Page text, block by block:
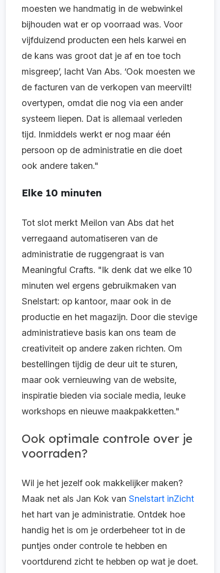
moesten we handmatig in de webwinkel
bijhouden wat er op voorraad was. Voor
vijfduizend producten een hels karwei en
de kans was groot dat je af en toe toch
misgreep’, lacht Van Abs. ‘Ook moesten we
de facturen van de verkopen van meervilt!
overtypen, omdat die nog via een ander
systeem liepen. Dat is allemaal verleden
tijd. Inmiddels werkt er nog maar één
persoon op de administratie en die doet
ook andere taken."
Elke 10 minuten
Tot slot merkt Meilon van Abs dat het
verregaand automatiseren van de
administratie de ruggengraat is van
Meaningful Crafts. "Ik denk dat we elke 10
minuten wel ergens gebruikmaken van
Snelstart: op kantoor, maar ook in de
productie en het magazijn. Door die stevige
administratieve basis kan ons team de
creativiteit op andere zaken richten. Om
bestellingen tijdig de deur uit te sturen,
maar ook vernieuwing van de website,
inspiratie bieden via sociale media, leuke
workshops en nieuwe maakpakketten."
Ook optimale controle over je
voorraden?
Wil je het jezelf ook makkelijker maken?
Maak net als Jan Kok van Snelstart inZicht
het hart van je administratie. Ontdek hoe
handig het is om je orderbeheer tot in de
puntjes onder controle te hebben en
voortdurend zicht te hebben op wat je doet.